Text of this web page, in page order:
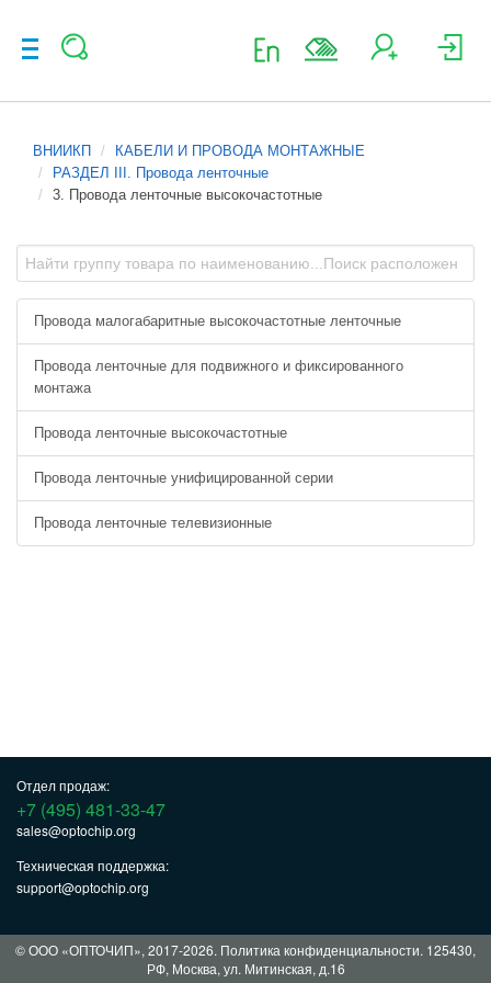
ВНИИКП
КАБЕЛИ И ПРОВОДА МОНТАЖНЫЕ
РАЗДЕЛ III. Провода ленточные
3. Провода ленточные высокочастотные
Провода малогабаритные высокочастотные ленточные
Провода ленточные для подвижного и фиксированного
монтажа
Провода ленточные высокочастотные
Провода ленточные унифицированной серии
Провода ленточные телевизионные
Отдел продаж:
+7 (495) 481-33-47
sales@optochip.org
Техническая поддержка:
support@optochip.org
© ООО «ОПТОЧИП», 2017-2026. Политика конфиденциальности. 125430,
РФ, Москва, ул. Митинская, д.16